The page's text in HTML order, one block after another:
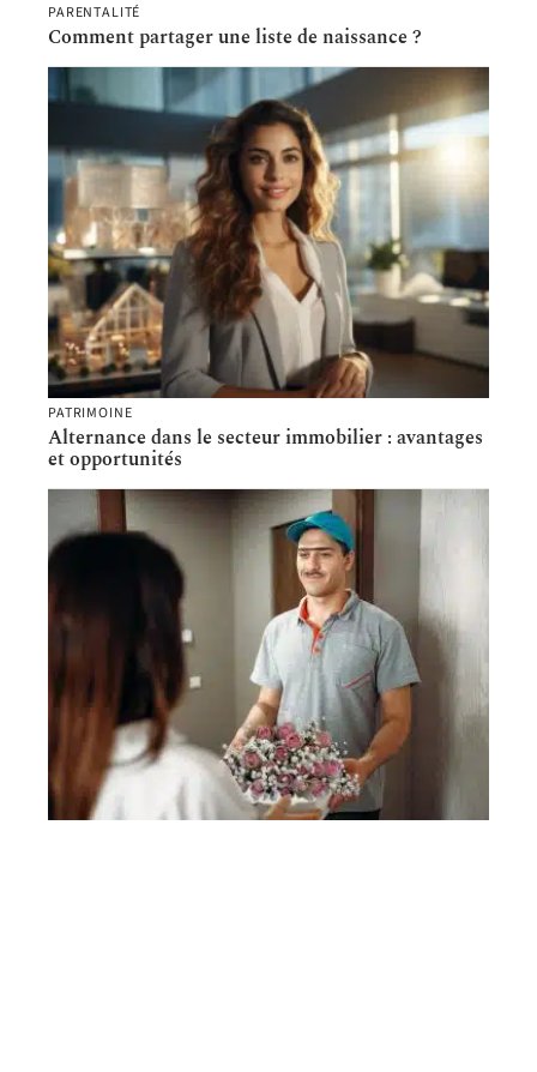
PARENTALITÉ
Comment partager une liste de naissance ?
PATRIMOINE
Alternance dans le secteur immobilier : avantages
et opportunités